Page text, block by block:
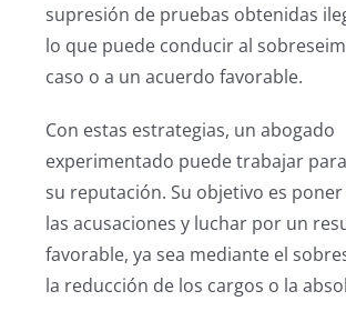
supresión de pruebas obtenidas
lo que puede conducir al
caso o a un acuerdo favorable.
Con estas estrategias, un abogado
experimentado puede trabajar
su reputación. Su objetivo es
las acusaciones y luchar por un
favorable, ya sea mediante el
la reducción de los cargos o la